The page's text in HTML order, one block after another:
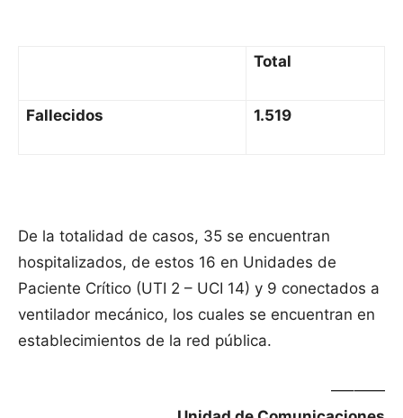
Total
Fallecidos 1.519
De la totalidad de casos, 35 se encuentran
hospitalizados, de estos 16 en Unidades de
Paciente Crítico (UTI 2 – UCI 14) y 9 conectados a
ventilador mecánico, los cuales se encuentran en
establecimientos de la red pública.
—–——